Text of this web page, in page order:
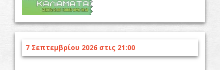
7 Σεπτεμβρίου 2026 στις 21:00